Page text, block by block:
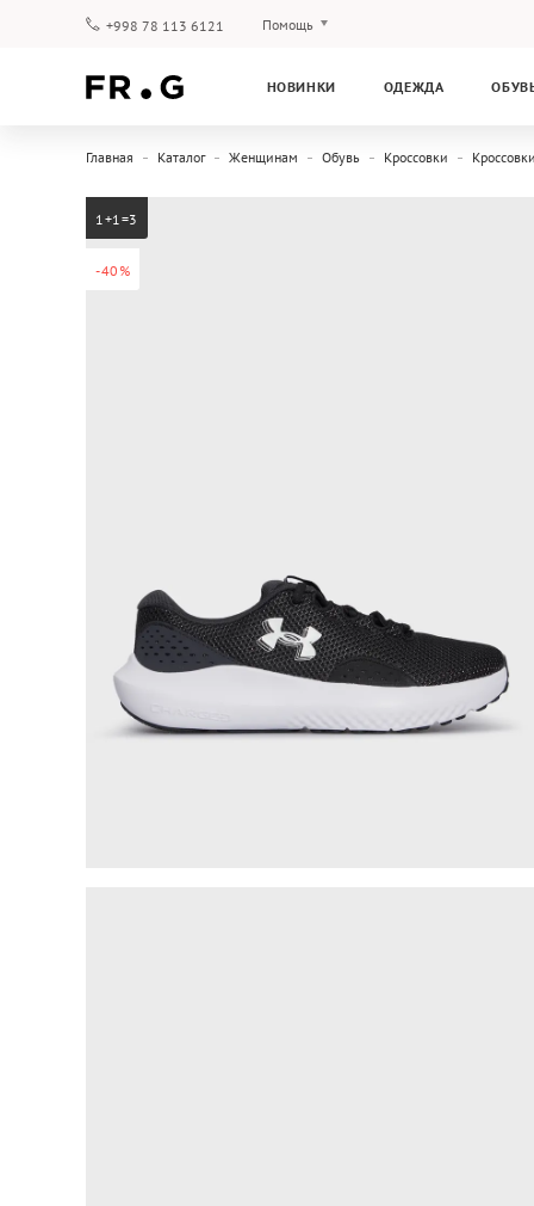
+998 78 113 6121 Помощь
НОВИНКИ ОДЕЖДА
Главная Каталог Женщинам Обувь Кроссовки
-40%
1+1=3